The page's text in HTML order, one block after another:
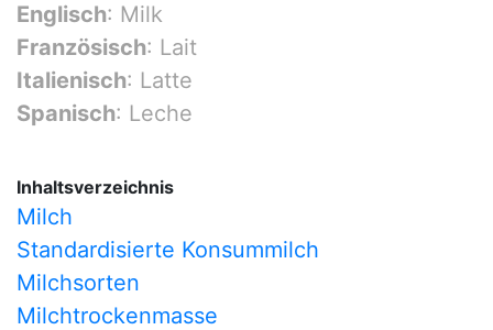
Englisch: Milk
Französisch: Lait
Italienisch: Latte
Spanisch: Leche
Inhaltsverzeichnis
Milch
Standardisierte Konsummilch
Milchsorten
Milchtrockenmasse